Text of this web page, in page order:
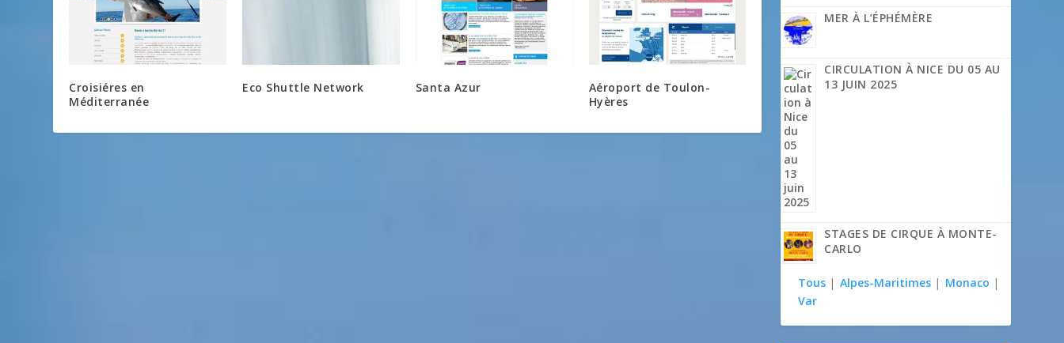
Croisiéres en
Méditerranée
Eco Shuttle Network Santa Azur
Aéroport de Toulon-
Hyères
MER À L’ÉPHÉMÈRE
CIRCULATION À NICE DU 05 AU
13 JUIN 2025
STAGES DE CIRQUE À MONTE-
CARLO
Tous | Alpes-Maritimes | Monaco |
Var